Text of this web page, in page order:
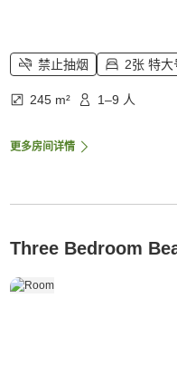
禁止抽烟 2张 特
245 m² 1–9 人
更多房间详情
Three Bedroom